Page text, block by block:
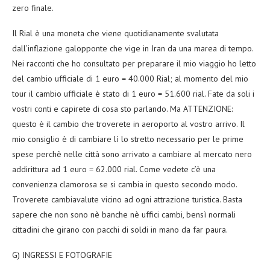
zero finale.
Il Rial è una moneta che viene quotidianamente svalutata
dall’inflazione galopponte che vige in Iran da una marea di tempo.
Nei racconti che ho consultato per preparare il mio viaggio ho letto
del cambio ufficiale di 1 euro = 40.000 Rial; al momento del mio
tour il cambio ufficiale è stato di 1 euro = 51.600 rial. Fate da soli i
vostri conti e capirete di cosa sto parlando. Ma ATTENZIONE:
questo è il cambio che troverete in aeroporto al vostro arrivo. Il
mio consiglio è di cambiare lì lo stretto necessario per le prime
spese perchè nelle città sono arrivato a cambiare al mercato nero
addirittura ad 1 euro = 62.000 rial. Come vedete c’è una
convenienza clamorosa se si cambia in questo secondo modo.
Troverete cambiavalute vicino ad ogni attrazione turistica. Basta
sapere che non sono nè banche nè uffici cambi, bensì normali
cittadini che girano con pacchi di soldi in mano da far paura.
G) INGRESSI E FOTOGRAFIE